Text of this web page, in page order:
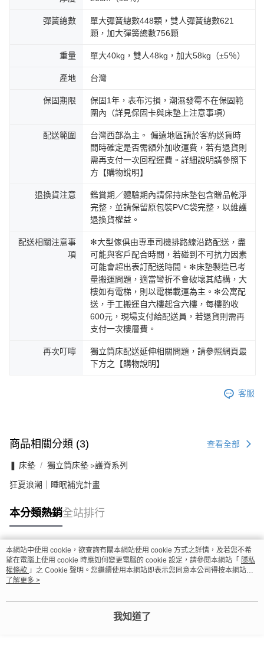
彈簧總數
單大彈簧總數448顆，雙人彈簧總數621
顆，加大彈簧總數756顆
重量 單大40kg，雙人48kg，加大58kg（±5％）
產地 台灣
保固期限
保固1年，表布污損，潮濕發霉不在保固範
圍內（詳見保固卡與床墊上注意事項）
配送範圍
台灣西部為主。 偏遠地區請於客約送貨時
間時確定是否需額外加收運費，若有退貨則
需再支付一次回程運費。詳細說明請參照下
方【購物說明】
退換貨注意
鑑賞期／體驗期內請保持床墊包含贈品乾淨
完整，並請保留原包裝PVC袋完整，以維護
退換貨權益。
配送相關注意事
項
✻大型傢俱由專車司機排路線沿路配送，盡
可能與客戶配合時間，若碰到不可抗力因素
可能會超出表訂配送時間。✻床墊製造已考
量搬運問題，適當彎折不會破壞其結構，大
樓如有電梯，則以電梯載運為主。✻公寓配
送，手工搬運自六樓起含六樓，每樓酌收
600元，現場支付給配送員，若退貨則需再
支付一次樓層費。
再次叮嚀
獨立筒床配送延伸相關問題，請參照網頁最
下方之【購物說明】
客服
商品相關分類 (3) 查看全部
❚ 床墊 獨立筒床墊 ▹護脊系列
狂夏浪潮｜睡眠補完計畫
本分類熱銷全站排行
熱門標籤
本網站中使用 cookie，欲查詢有關本網站使用 cookie 方式之詳情，及若您不希
望在電腦上使用 cookie 時應如何變更電腦的 cookie 設定，請參閱本網站「 隱私
權條款 」之 Cookie 聲明。您繼續使用本網站即表示您同意本公司得按本網站使
用條款之 Cookie 聲明使用 cookie。
了解更多 >
我知道了